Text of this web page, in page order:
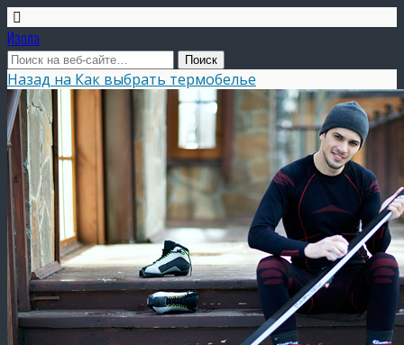
Изола
Назад на Как выбрать термобелье